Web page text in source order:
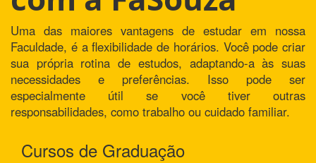
Uma das maiores vantagens de estudar em nossa
Faculdade, é a flexibilidade de horários. Você pode criar
sua própria rotina de estudos, adaptando-a às suas
necessidades e preferências. Isso pode ser
especialmente útil se você tiver outras
responsabilidades, como trabalho ou cuidado familiar.
Cursos de Graduação